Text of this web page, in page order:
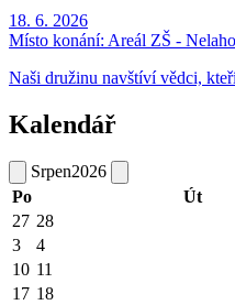
18. 6. 2026
Místo konání: Areál ZŠ -
Naši družinu navštíví vědci,
Kalendář
Srpen2026
Po
Út
27 28
3
4
10 11
17 18